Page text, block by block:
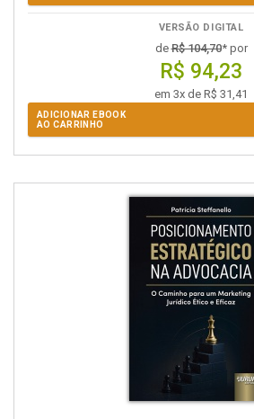
VERSÃO DIGITAL
deR$ 104,70* por
R$ 94,23
em 3x de R$ 31,41
ADICIONAR EBOOK
AO CARRINHO